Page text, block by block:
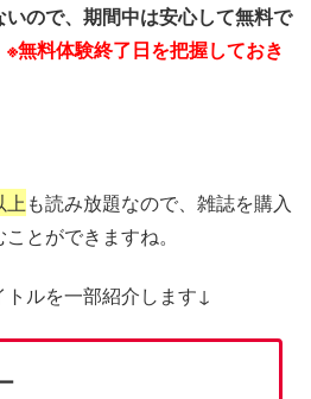
ので、期間中は安心して無料で
※無料体験終了日を把握しておき
上 も読み放題なので、雑誌を購入
とができますね。
ルを一部紹介します↓